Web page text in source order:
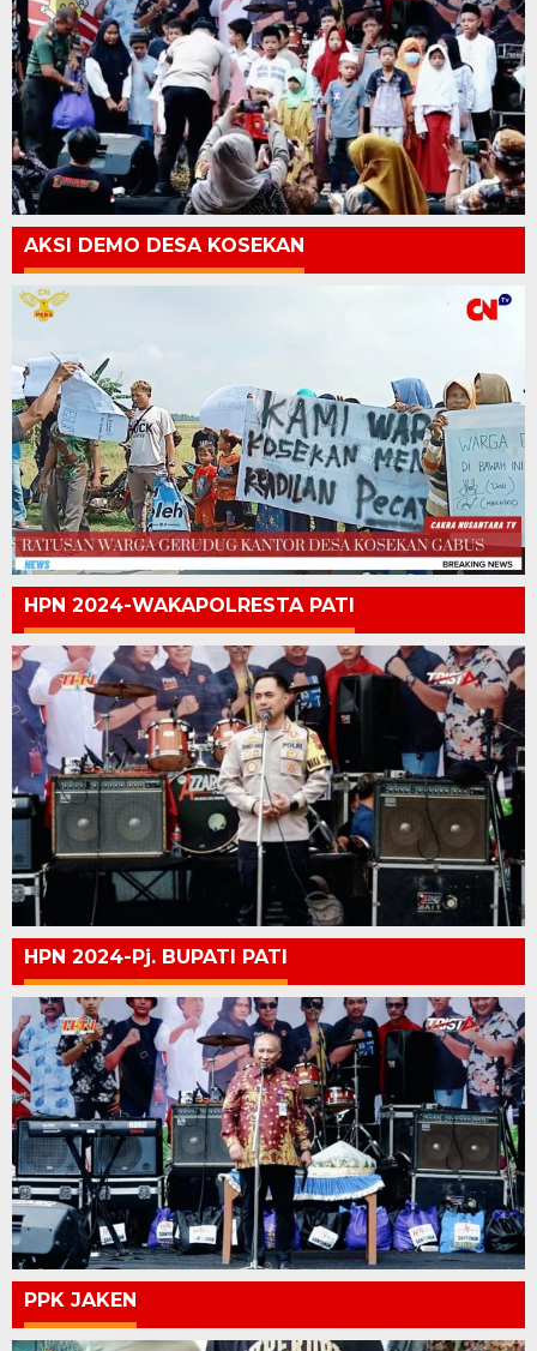
AKSI DEMO DESA KOSEKAN
HPN 2024-WAKAPOLRESTA PATI
HPN 2024-Pj. BUPATI PATI
PPK JAKEN